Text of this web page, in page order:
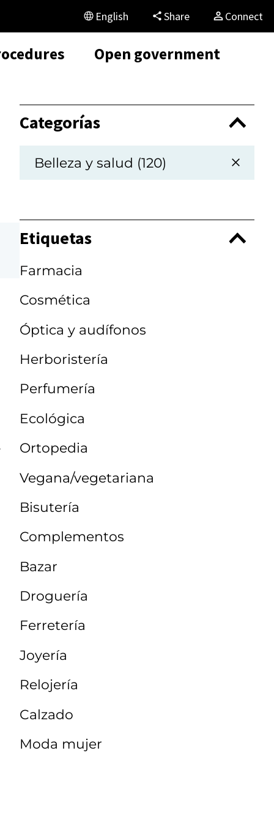
English Share Connect
Open government
Categorías
Belleza y salud (120)
Etiquetas
Farmacia
Cosmética
Óptica y audífonos
Herboristería
Perfumería
Ecológica
Ortopedia
Vegana/vegetariana
Bisutería
Complementos
Bazar
Droguería
Ferretería
Joyería
Relojería
Calzado
Moda mujer